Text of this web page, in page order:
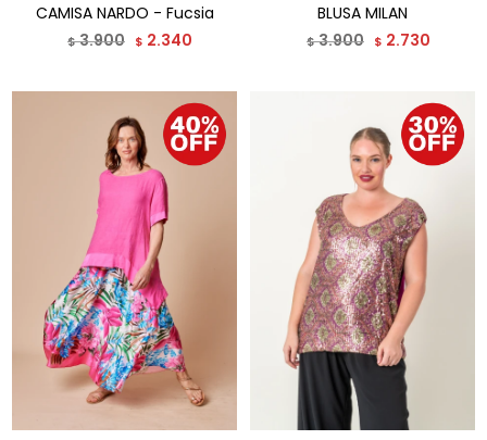
CAMISA NARDO - Fucsia
$3.900 $ 2.340
BLUSA MILAN
$3.900 $ 2.730